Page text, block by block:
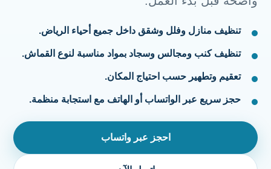
تنظيف منازل وفلل وشقق داخل جميع أحياء الرياض.
تنظيف كنب ومجالس وسجاد بمواد مناسبة لنوع القماش.
تعقيم وتطهير حسب احتياج المكان.
حجز سريع عبر الواتساب أو الهاتف مع استجابة منظمة.
احجز عبر واتساب